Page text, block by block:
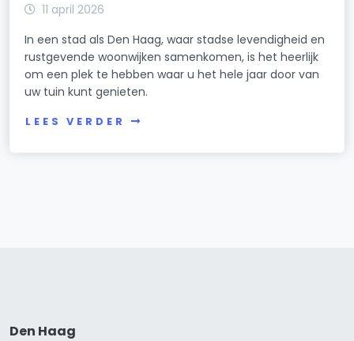
11 april 2026
In een stad als Den Haag, waar stadse levendigheid en
rustgevende woonwijken samenkomen, is het heerlijk
om een plek te hebben waar u het hele jaar door van
uw tuin kunt genieten.
LEES VERDER
Den Haag